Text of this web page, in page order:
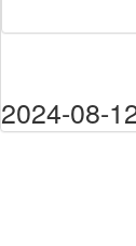
2024-08-